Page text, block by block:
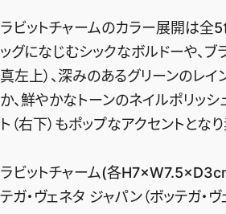
ラビットチャームのカラー展開は全5
ッグになじむシックなボルドーや、ブ
真左上）、深みのあるグリーンのレイ
か、鮮やかなトーンのネイルポリッシ
ト（右下）もポップなアクセントとな
ラビットチャーム(各
テガ・ヴェネタ ジャパン（ボッテガ・ヴ